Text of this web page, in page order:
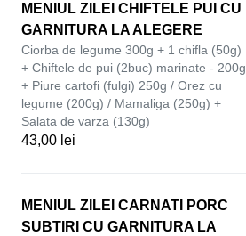
MENIUL ZILEI CHIFTELE PUI CU
GARNITURA LA ALEGERE
Ciorba de legume 300g + 1 chifla (50g)
+ Chiftele de pui (2buc) marinate - 200g
+ Piure cartofi (fulgi) 250g / Orez cu
legume (200g) / Mamaliga (250g) +
Salata de varza (130g)
43,00 lei
MENIUL ZILEI CARNATI PORC
SUBTIRI CU GARNITURA LA